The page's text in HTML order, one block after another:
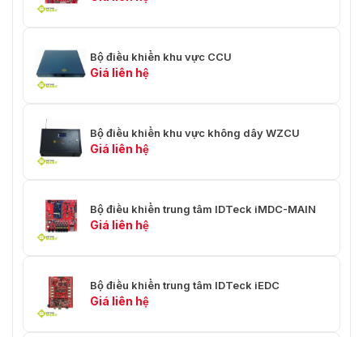
Bộ điều khiển khu vực CCU
Giá liên hệ
Bộ điều khiển khu vực không dây WZCU
Giá liên hệ
Bộ điều khiển trung tâm IDTeck iMDC-MAIN
Giá liên hệ
Bộ điều khiển trung tâm IDTeck iEDC
Giá liên hệ